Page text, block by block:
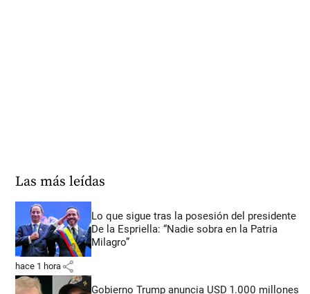
Las más leídas
Lo que sigue tras la posesión del presidente
De la Espriella: “Nadie sobra en la Patria
Milagro”
hace 1 hora share
Gobierno Trump anuncia USD 1.000 millones